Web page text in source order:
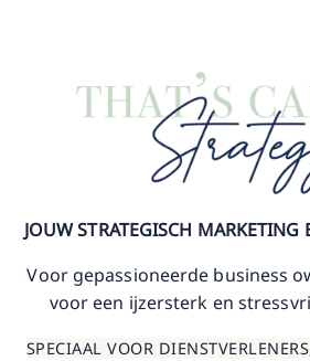
JOUW STRATEGISCH
Voor gepassioneerde business
voor een ijzersterk en
SPECIAAL VOOR